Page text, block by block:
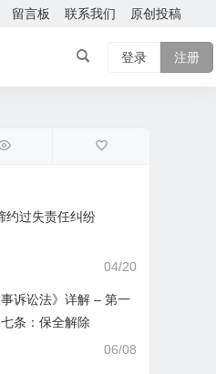
留言板 联系我们 原创投稿
登录 注册
约过失责任纠纷
04/20
事诉讼法》详解 – 第一
条：保全解除
06/08